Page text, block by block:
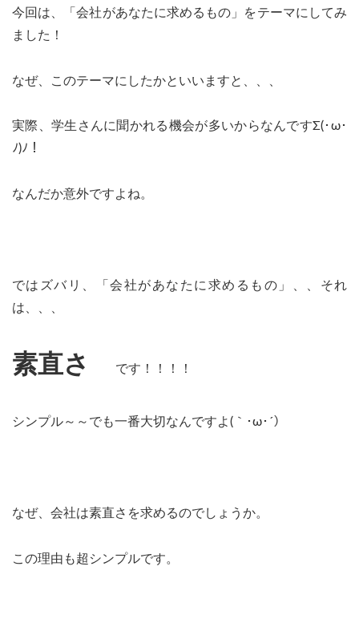
今回は、「会社があなたに求めるもの」をテーマにしてみ
ました！
なぜ、このテーマにしたかといいますと、、、
実際、学生さんに聞かれる機会が多いからなんですΣ(･ω･
ﾉ)ﾉ！
なんだか意外ですよね。
ではズバリ、「会社があなたに求めるもの」、、それ
は、、、
素直さ です！！！！
シンプル～～でも一番大切なんですよ(｀･ω･´）
なぜ、会社は素直さを求めるのでしょうか。
この理由も超シンプルです。